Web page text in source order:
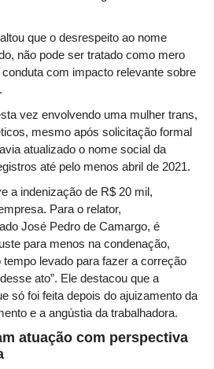
Itinerante
nome dos beneficiários
que o desrespeito ao nome
não pode ser tratado como mero
com impacto relevante sobre
vez envolvendo uma mulher trans,
mesmo após solicitação formal
atualizado o nome social da
até pelo menos abril de 2021.
a indenização de R$ 20 mil,
Para o relator,
José Pedro de Camargo, é
para menos na condenação,
tempo levado para fazer a correção
ato”. Ele destacou que a
só foi feita depois do ajuizamento da
e a angústia da trabalhadora.
atuação com perspectiva